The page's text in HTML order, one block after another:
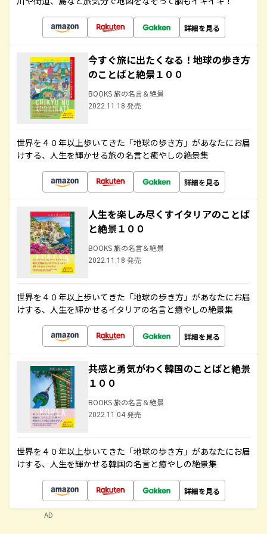
詳細を見る
今すぐ旅に出たくなる！地球の歩き方
のことばと絶景１００
BOOKS 旅の名言＆絶景
2022.11.18 発売
世界を４０年以上歩いてきた「地球の歩き方」があなたにお届
けする、人生を輝かせる旅の名言と癒やしの絶景集
詳細を見る
人生を楽しみ尽くすイタリアのことば
と絶景１００
BOOKS 旅の名言＆絶景
2022.11.18 発売
世界を４０年以上歩いてきた「地球の歩き方」があなたにお届
けする、人生を輝かせるイタリアの名言と癒やしの絶景集
詳細を見る
共感と勇気がわく韓国のことばと絶景
１００
BOOKS 旅の名言＆絶景
2022.11.04 発売
世界を４０年以上歩いてきた「地球の歩き方」があなたにお届
けする、人生を輝かせる韓国の名言と癒やしの絶景集
詳細を見る
AD